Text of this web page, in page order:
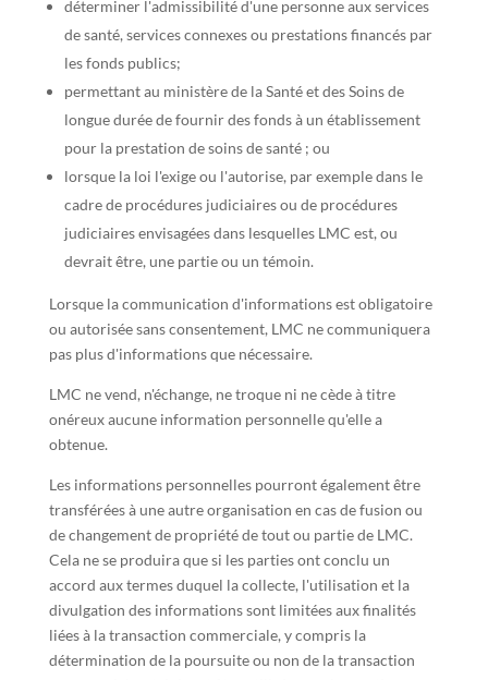
déterminer l'admissibilité d'une personne aux services
de santé, services connexes ou prestations financés par
les fonds publics;
permettant au ministère de la Santé et des Soins de
longue durée de fournir des fonds à un établissement
pour la prestation de soins de santé ; ou
lorsque la loi l'exige ou l'autorise, par exemple dans le
cadre de procédures judiciaires ou de procédures
judiciaires envisagées dans lesquelles LMC est, ou
devrait être, une partie ou un témoin.
Lorsque la communication d'informations est obligatoire
ou autorisée sans consentement, LMC ne communiquera
pas plus d'informations que nécessaire.
LMC ne vend, n'échange, ne troque ni ne cède à titre
onéreux aucune information personnelle qu'elle a
obtenue.
Les informations personnelles pourront également être
transférées à une autre organisation en cas de fusion ou
de changement de propriété de tout ou partie de LMC.
Cela ne se produira que si les parties ont conclu un
accord aux termes duquel la collecte, l'utilisation et la
divulgation des informations sont limitées aux finalités
liées à la transaction commerciale, y compris la
détermination de la poursuite ou non de la transaction